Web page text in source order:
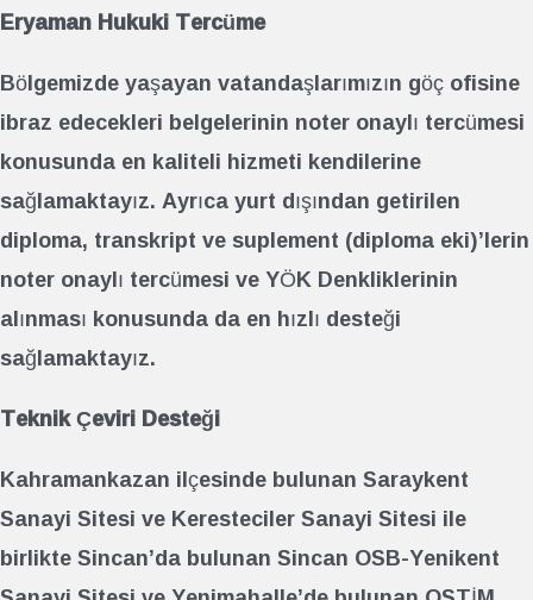
Eryaman Hukuki Tercüme
Bölgemizde yaşayan vatandaşlarımızın göç ofisine
ibraz edecekleri belgelerinin noter onaylı tercümesi
konusunda en kaliteli hizmeti kendilerine
sağlamaktayız. Ayrıca yurt dışından getirilen
diploma, transkript ve suplement (diploma eki)’lerin
noter onaylı tercümesi ve YÖK Denkliklerinin
alınması konusunda da en hızlı desteği
sağlamaktayız.
Teknik Çeviri Desteği
Kahramankazan ilçesinde bulunan Saraykent
Sanayi Sitesi ve Keresteciler Sanayi Sitesi ile
birlikte Sincan’da bulunan Sincan OSB-Yenikent